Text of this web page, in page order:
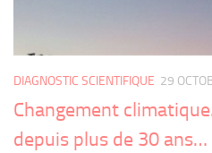
DIAGNOSTIC SCIENTIFIQUE 29
Changement
depuis plus de 30 ans…